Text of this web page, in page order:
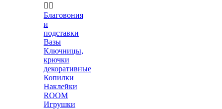
 
Благовония
и
подставки
Вазы
Ключницы,
крючки
декоративные
Копилки
Наклейки
ROOM
Игрушки